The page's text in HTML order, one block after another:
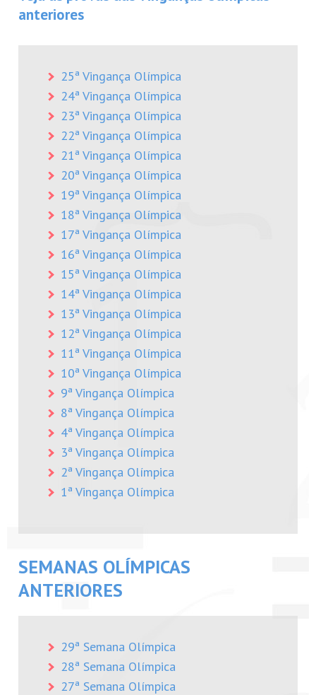
anteriores
25ª Vingança Olímpica
24ª Vingança Olímpica
23ª Vingança Olímpica
22ª Vingança Olímpica
21ª Vingança Olímpica
20ª Vingança Olímpica
19ª Vingança Olímpica
18ª Vingança Olímpica
17ª Vingança Olímpica
16ª Vingança Olímpica
15ª Vingança Olímpica
14ª Vingança Olímpica
13ª Vingança Olímpica
12ª Vingança Olímpica
11ª Vingança Olímpica
10ª Vingança Olímpica
9ª Vingança Olímpica
8ª Vingança Olímpica
4ª Vingança Olímpica
3ª Vingança Olímpica
2ª Vingança Olímpica
1ª Vingança Olímpica
SEMANAS OLÍMPICAS
ANTERIORES
29ª Semana Olímpica
28ª Semana Olímpica
27ª Semana Olímpica